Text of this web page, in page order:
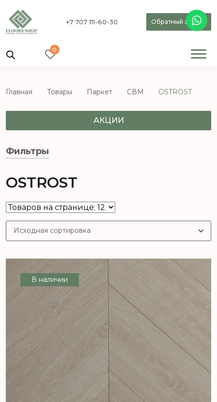
+7 707 111-60-30 Обратный звонок
0
Главная Товары Паркет СВМ OSTROST
АКЦИИ
Фильтры
OSTROST
В наличии